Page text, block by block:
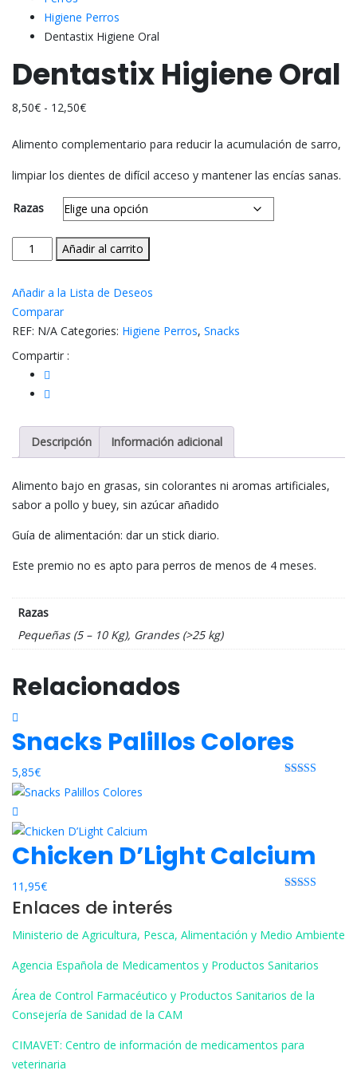
Higiene Perros
Dentastix Higiene Oral
Dentastix Higiene Oral
8,50€ - 12,50€Rango
precios:
8,50€
hasta
12,50€
Alimento complementario para reducir la acumulación de sarro,
limpiar los dientes de difícil acceso y mantener las encías sanas.
Razas
Dentastix
Higiene
Añadir al carrito
Añadir a la Lista de Deseos
Comparar
REF: N/A Categories: Higiene Perros, Snacks
Compartir :
Descripción Información adicional
Alimento bajo en grasas, sin colorantes ni aromas artificiales,
sabor a pollo y buey, sin azúcar añadido
Guía de alimentación: dar un stick diario.
Este premio no es apto para perros de menos de 4 meses.
Razas
Pequeñas (5 – 10 Kg), Grandes (>25 kg)
Relacionados
Snacks Palillos Colores
5,85€
Chicken D’Light Calcium
11,95€
Enlaces de interés
Ministerio de Agricultura, Pesca, Alimentación y Medio Ambiente
Agencia Española de Medicamentos y Productos Sanitarios
Área de Control Farmacéutico y Productos Sanitarios de la
Consejería de Sanidad de la CAM
CIMAVET: Centro de información de medicamentos para
veterinaria